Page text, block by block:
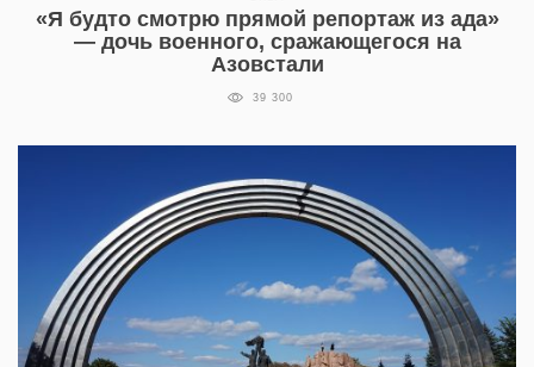
«Я будто смотрю прямой репортаж из ада»
— дочь военного, сражающегося на
Азовстали
39 300